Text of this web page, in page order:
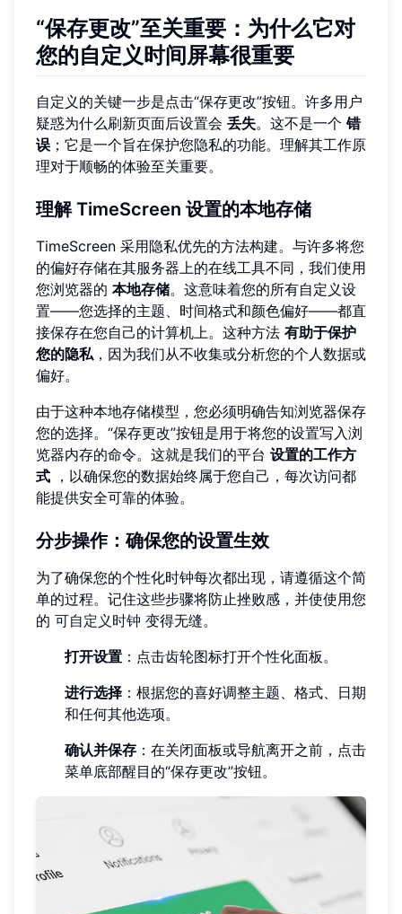
“保存更改”至关重要：为什么它对
您的自定义时间屏幕很重要
自定义的关键一步是点击“保存更改”按钮。许多用户
疑惑为什么刷新页面后设置会 丢失。这不是一个 错
误 ；它是一个旨在保护您隐私的功能。理解其工作原
理对于顺畅的体验至关重要。
理解 TimeScreen 设置的本地存储
TimeScreen 采用隐私优先的方法构建。与许多将您
的偏好存储在其服务器上的在线工具不同，我们使用
您浏览器的 本地存储。这意味着您的所有自定义设
置——您选择的主题、时间格式和颜色偏好——都直
接保存在您自己的计算机上。这种方法 有助于保护
您的隐私，因为我们从不收集或分析您的个人数据或
偏好。
由于这种本地存储模型，您必须明确告知浏览器保存
您的选择。“保存更改”按钮是用于将您的设置写入浏
览器内存的命令。这就是我们的平台 设置的工作方
式 ，以确保您的数据始终属于您自己，每次访问都
能提供安全可靠的体验。
分步操作：确保您的设置生效
为了确保您的个性化时钟每次都出现，请遵循这个简
单的过程。记住这些步骤将防止挫败感，并使使用您
的 可自定义时钟 变得无缝。
打开设置 ：点击齿轮图标打开个性化面板。
进行选择 ：根据您的喜好调整主题、格式、日期
和任何其他选项。
确认并保存 ：在关闭面板或导航离开之前，点击
菜单底部醒目的“保存更改”按钮。